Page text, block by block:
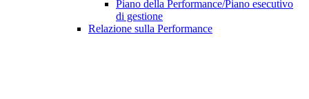
Piano della Performance/Piano esecutivo
di gestione
Relazione sulla Performance